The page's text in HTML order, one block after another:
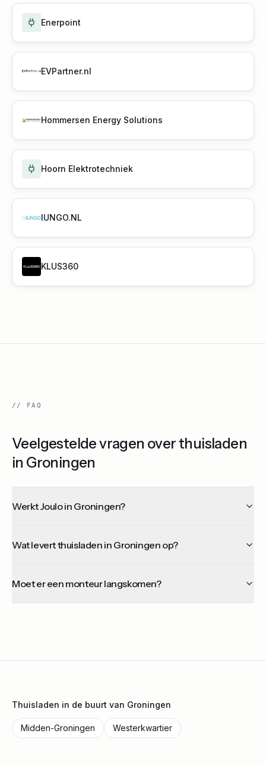
Enerpoint
EVPartner.nl
Hommersen Energy Solutions
Hoorn Elektrotechniek
IUNGO.NL
KLUS360
// FAQ
Veelgestelde vragen over thuisladen
in Groningen
Werkt Joulo in Groningen?
Wat levert thuisladen in Groningen op?
Moet er een monteur langskomen?
Thuisladen in de buurt van Groningen
Midden-Groningen Westerkwartier